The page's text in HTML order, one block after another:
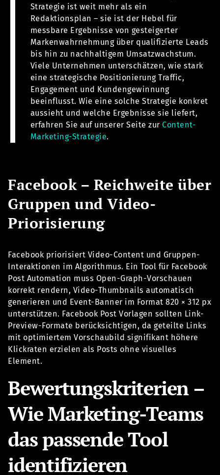
Strategie ist weit mehr als ein
Redaktionsplan – sie ist der Hebel für
messbare Ergebnisse von gesteigerter
Markenwahrnehmung über qualifizierte Leads
bis hin zu nachhaltigem Umsatzwachstum.
Viele Unternehmen unterschätzen, wie stark
eine strategische Positionierung Traffic,
Engagement und Kundengewinnung
beeinflusst. Wie eine solche Strategie konkret
aussieht und welche Ergebnisse sie liefert,
erfahren Sie auf unserer Seite zur Content-
Marketing-Strategie.
Facebook – Reichweite über
Gruppen und Video-
Priorisierung
Facebook priorisiert Video-Content und Gruppen-
Interaktionen im Algorithmus. Ein Tool für Facebook
Post Automation muss Open-Graph-Vorschauen
korrekt rendern, Video-Thumbnails automatisch
generieren und Event-Banner im Format 820 × 312 px
unterstützen. Facebook Post Vorlagen sollten Link-
Preview-Formate berücksichtigen, da geteilte Links
mit optimiertem Vorschaubild signifikant höhere
Klickraten erzielen als Posts ohne visuelles
Element.
Bewertungskriterien –
Wie Marketing-Teams
das passende Tool
identifizieren